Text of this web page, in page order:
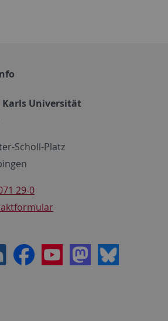
Karls Universität
Scholl-Platz
29-0
FacebookYoutubeMastodon
Bluesky